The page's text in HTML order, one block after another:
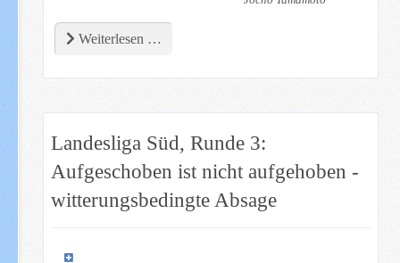
Weiterlesen …
Landesliga Süd, Runde 3:
Aufgeschoben ist nicht aufgehoben -
witterungsbedingte Absage